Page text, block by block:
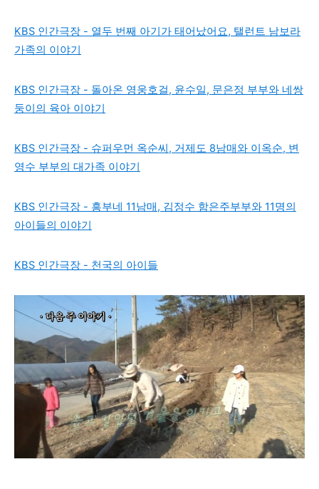
KBS 인간극장 - 열두 번째 아기가 태어났어요, 탤런트 남보라
가족의 이야기
KBS 인간극장 - 돌아온 영웅호걸, 윤수일, 문은정 부부와 네쌍
둥이의 육아 이야기
KBS 인간극장 - 슈퍼우먼 옥순씨, 거제도 8남매와 이옥순, 변
영수 부부의 대가족 이야기
KBS 인간극장 - 흥부네 11남매, 김정수 함은주부부와 11명의
아이들의 이야기
KBS 인간극장 - 천국의 아이들